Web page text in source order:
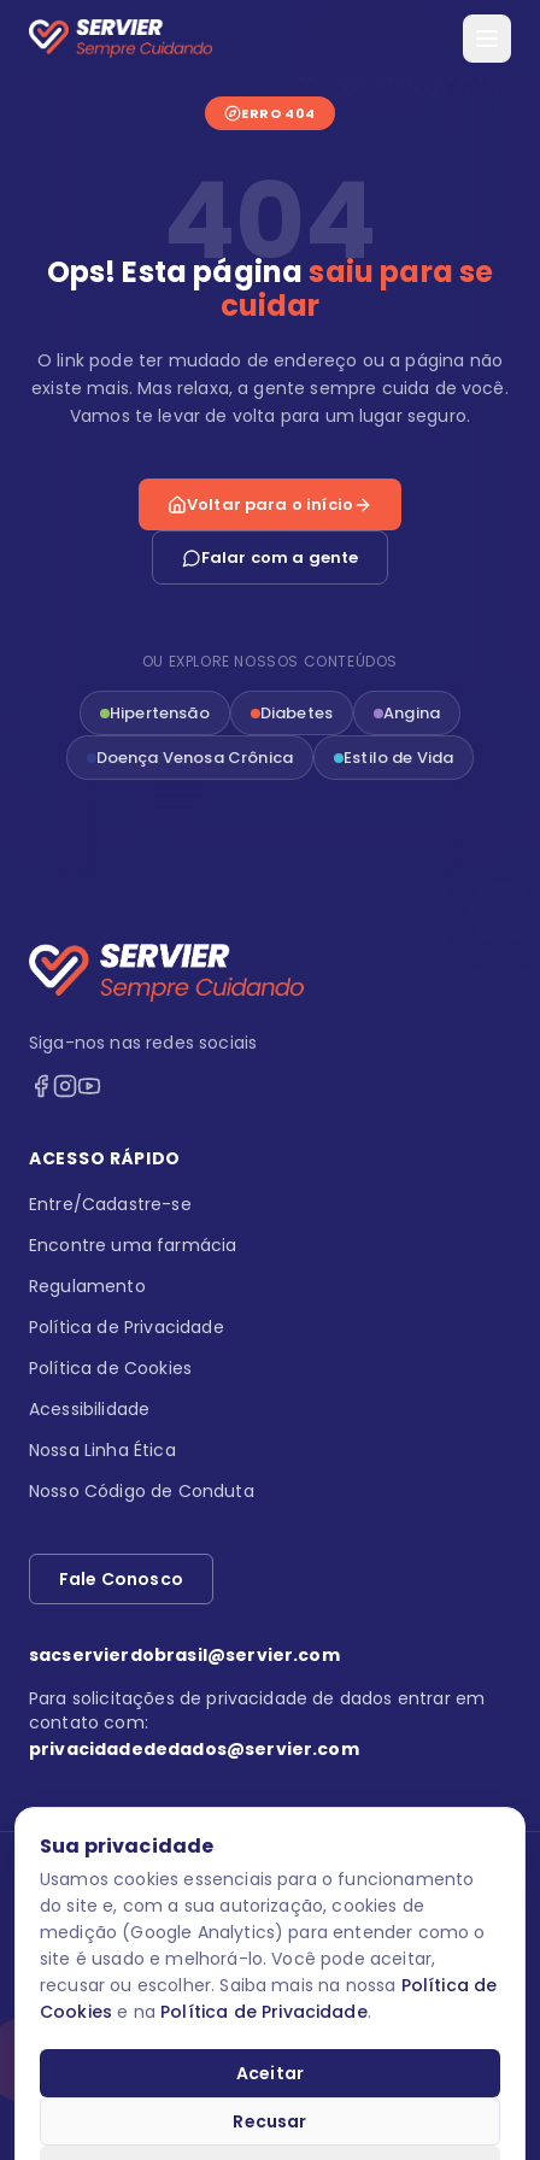
Sua privacidade
Usamos cookies essenciais para o funcionamento
do site e, com a sua autorização, cookies de
medição (Google Analytics) para entender como o
site é usado e melhorá-lo. Você pode aceitar,
recusar ou escolher. Saiba mais na nossa Política de
Cookies e na Política de Privacidade.
Aceitar
Recusar
ERRO 404
404
Ops! Esta páginasaiu para se
cuidar
O link pode ter mudado de endereço ou a página não
existe mais. Mas relaxa, a gente sempre cuida de você.
Vamos te levar de volta para um lugar seguro.
Voltar para o início
Falar com a gente
OU EXPLORE NOSSOS CONTEÚDOS
Hipertensão Diabetes
Angina
Doença Venosa Crônica
Estilo de Vida
Siga-nos nas redes sociais
ACESSO RÁPIDO
Entre/Cadastre-se
Encontre uma farmácia
Regulamento
Política de Privacidade
Política de Cookies
Acessibilidade
Nossa Linha Ética
Nosso Código de Conduta
Fale Conosco
sacservierdobrasil@servier.com
Para solicitações de privacidade de dados entrar em
contato com:
privacidadededados@servier.com
Se estiver no programa semprecuidando, comunique aquiuma
reação adversa com os produtos Servier. Este site contém
informações para o público leigo e para os profissionais de saúde
do Brasil habilitados a prescrever medicamentos. M-AS ONE-BR-
202606-00013 / Agosto 2026.
O laboratório Servier do Brasil respeita os seus dados! Caso deseje
dados pessoais você pode fazê-lo a qualquer momento entrando
em contato através do site www.semprecuidando.com.br na opção
fale conosco.